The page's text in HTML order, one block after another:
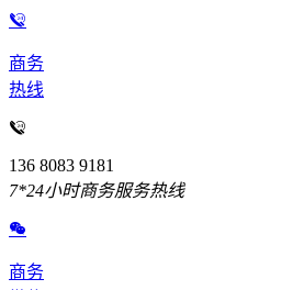
商务
热线
136 8083 9181
7*24小时商务服务热线
商务